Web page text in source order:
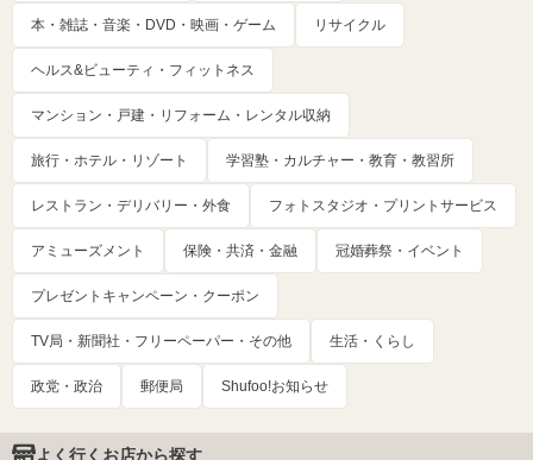
本・雑誌・音楽・DVD・映画・ゲーム リサイクル
ヘルス&ビューティ・フィットネス
マンション・戸建・リフォーム・レンタル収納
旅行・ホテル・リゾート 学習塾・カルチャー・教育・教習所
レストラン・デリバリー・外食 フォトスタジオ・プリントサービス
アミューズメント 保険・共済・金融 冠婚葬祭・イベント
プレゼントキャンペーン・クーポン
TV局・新聞社・フリーペーパー・その他 生活・くらし
政党・政治 郵便局 Shufoo!お知らせ
よく行くお店から探す